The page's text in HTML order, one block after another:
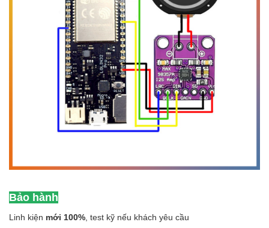
Bảo hành
Linh kiện mới 100% , test kỹ nếu khách yêu cầu